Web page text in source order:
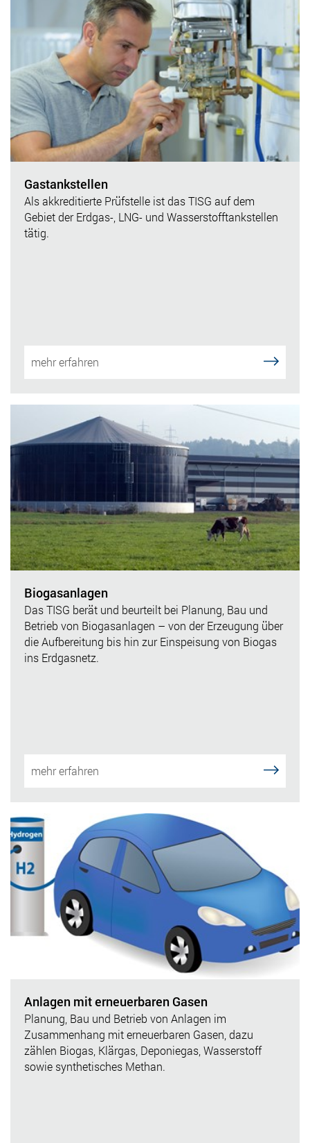
Gastankstellen
Als akkreditierte Prüfstelle ist das TISG auf dem
Gebiet der Erdgas-, LNG- und Wasserstofftankstellen
tätig.
mehr erfahren
Biogasanlagen
Das TISG berät und beurteilt bei Planung, Bau und
Betrieb von Biogasanlagen – von der Erzeugung über
die Aufbereitung bis hin zur Einspeisung von Biogas
ins Erdgasnetz.
mehr erfahren
Anlagen mit erneuerbaren Gasen
Planung, Bau und Betrieb von Anlagen im
Zusammenhang mit erneuerbaren Gasen, dazu
zählen Biogas, Klärgas, Deponiegas, Wasserstoff
sowie synthetisches Methan.